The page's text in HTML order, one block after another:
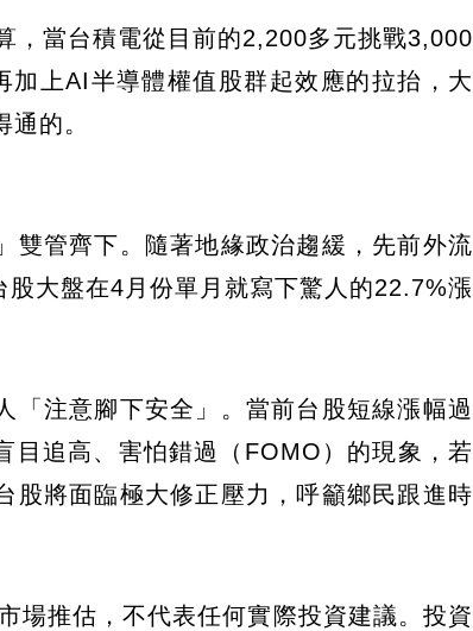
，當台積電從目前的2,200多元挑戰3,000
上AI半導體權值股群起效應的拉抬，大
的。
雙管齊下。隨著地緣政治趨緩，先前外流
大盤在4月份單月就寫下驚人的22.7%漲
「注意腳下安全」。當前台股短線漲幅過
目追高、害怕錯過（FOMO）的現象，若
股將面臨極大修正壓力，呼籲鄉民跟進時
場推估，不代表任何實際投資建議。投資